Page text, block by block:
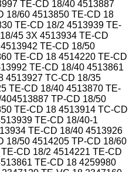
TE-CD 18/40 4513887
18/60 4513850 TE-CD 18
TE-CD 18/2 4513939 TE-
45 3X 4513934 TE-CD
TE-CD 18/50
TE-CD 18 4514220 TE-CD
TE-CD 18/40 4513861
4513927 TC-CD 18/35
TE-CD 18/40 4513870 TE-
TP-CD 18/50
TE-CD 18 4513914 TC-CD
TE-CD 18/40-1
TE-CD 18/40 4513926
18/50 4514205 TP-CD 18/60
CD 18/2 4514221 TE-CD
TE-CD 18 4259980